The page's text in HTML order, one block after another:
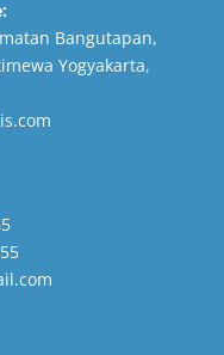
Bangutapan,
Yogyakarta,